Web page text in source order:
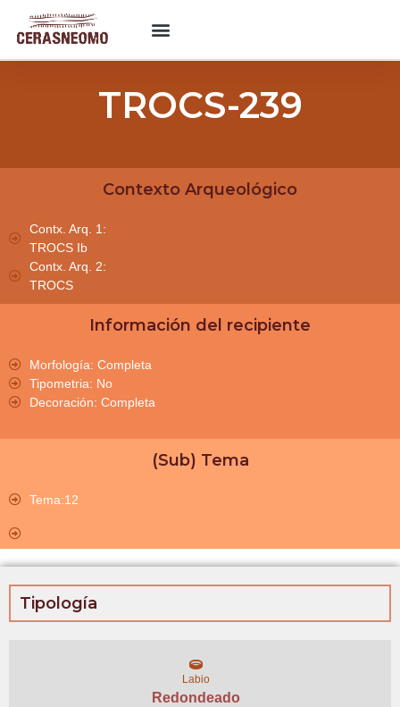
TROCS-239
Contexto Arqueológico
Contx. Arq. 1:
TROCS Ib
Contx. Arq. 2:
TROCS
Información del recipiente
Morfología: Completa
Tipometria: No
Decoración: Completa
(Sub) Tema
Tema:12
Tipología
Labio
Redondeado